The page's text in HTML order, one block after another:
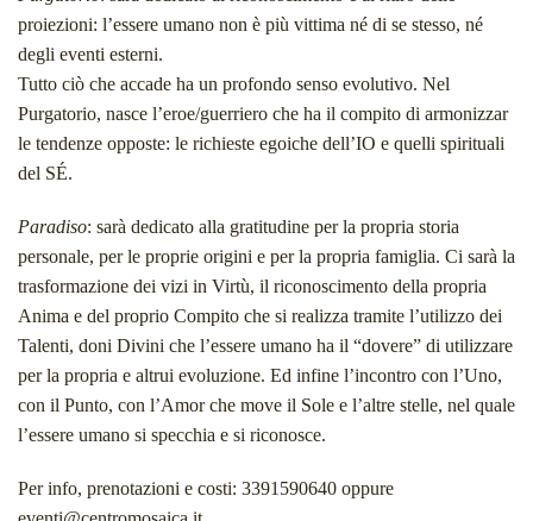
proiezioni: l’essere umano non è più vittima né di se stesso, né
degli eventi esterni.
Tutto ciò che accade ha un profondo senso evolutivo. Nel
Purgatorio, nasce l’eroe/guerriero che ha il compito di armonizzar
le tendenze opposte: le richieste egoiche dell’IO e quelli spirituali
del SÉ.
Paradiso: sarà dedicato alla gratitudine per la propria storia
personale, per le proprie origini e per la propria famiglia. Ci sarà la
trasformazione dei vizi in Virtù, il riconoscimento della propria
Anima e del proprio Compito che si realizza tramite l’utilizzo dei
Talenti, doni Divini che l’essere umano ha il “dovere” di utilizzare
per la propria e altrui evoluzione. Ed infine l’incontro con l’Uno,
con il Punto, con l’Amor che move il Sole e l’altre stelle, nel quale
l’essere umano si specchia e si riconosce.
Per info, prenotazioni e costi: 3391590640 oppure